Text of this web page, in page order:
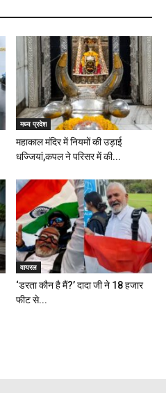
मध्य प्रदेश
महाकाल मंदिर में नियमों की उड़ाई
धज्जियां,कपल ने परिसर में की...
वायरल
‘डरता कौन है मैं?’ दादा जी ने 18 हजार
फीट से...